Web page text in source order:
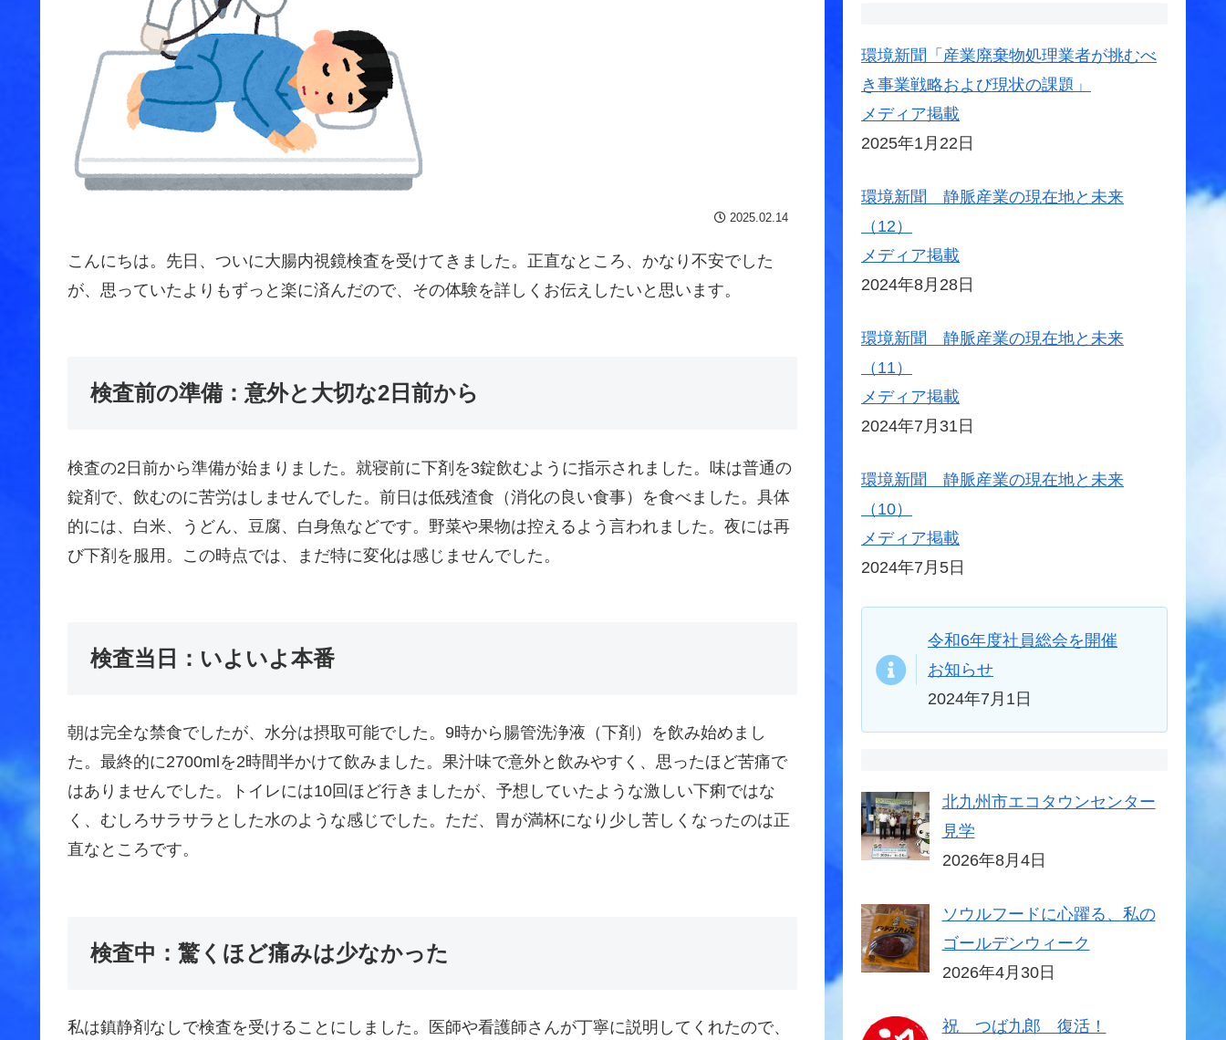
2025.02.14
こんにちは。先日、ついに大腸内視鏡検査を受けてきました。正直なところ、かなり不安でした
が、思っていたよりもずっと楽に済んだので、その体験を詳しくお伝えしたいと思います。
検査前の準備：意外と大切な2日前から
検査の2日前から準備が始まりました。就寝前に下剤を3錠飲むように指示されました。味は普通の
錠剤で、飲むのに苦労はしませんでした。前日は低残渣食（消化の良い食事）を食べました。具体
的には、白米、うどん、豆腐、白身魚などです。野菜や果物は控えるよう言われました。夜には再
び下剤を服用。この時点では、まだ特に変化は感じませんでした。
検査当日：いよいよ本番
朝は完全な禁食でしたが、水分は摂取可能でした。9時から腸管洗浄液（下剤）を飲み始めまし
た。最終的に2700mlを2時間半かけて飲みました。果汁味で意外と飲みやすく、思ったほど苦痛で
はありませんでした。トイレには10回ほど行きましたが、予想していたような激しい下痢ではな
く、むしろサラサラとした水のような感じでした。ただ、胃が満杯になり少し苦しくなったのは正
直なところです。
検査中：驚くほど痛みは少なかった
私は鎮静剤なしで検査を受けることにしました。医師や看護師さんが丁寧に説明してくれたので、
環境新聞「産業廃棄物処理業者が挑むべ
き事業戦略および現状の課題」
メディア掲載
2025年1月22日
環境新聞 静脈産業の現在地と未来
（12）
メディア掲載
2024年8月28日
環境新聞 静脈産業の現在地と未来
（11）
メディア掲載
2024年7月31日
環境新聞 静脈産業の現在地と未来
（10）
メディア掲載
2024年7月5日
令和6年度社員総会を開催
お知らせ
2024年7月1日
北九州市エコタウンセンター
見学
2026年8月4日
ソウルフードに心躍る、私の
ゴールデンウィーク
2026年4月30日
祝 つば九郎 復活！